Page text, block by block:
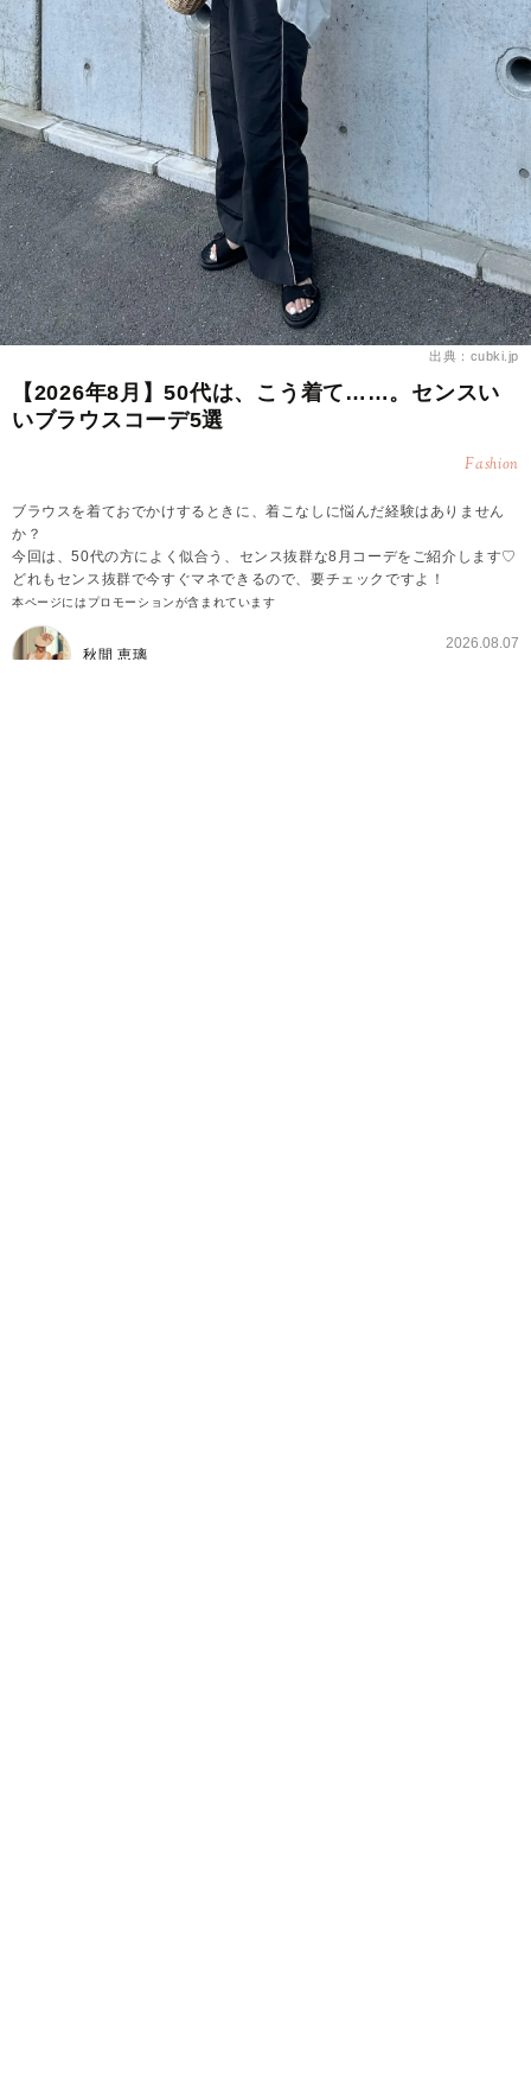
出典：cubki.jp
【2026年8月】50代は、こう着て……。センスい
いブラウスコーデ5選
Fashion
ブラウスを着ておでかけするときに、着こなしに悩んだ経験はありません
か？
今回は、50代の方によく似合う、センス抜群な8月コーデをご紹介します♡
どれもセンス抜群で今すぐマネできるので、要チェックですよ！
本ページにはプロモーションが含まれています
秋間 恵璃
2026.08.07